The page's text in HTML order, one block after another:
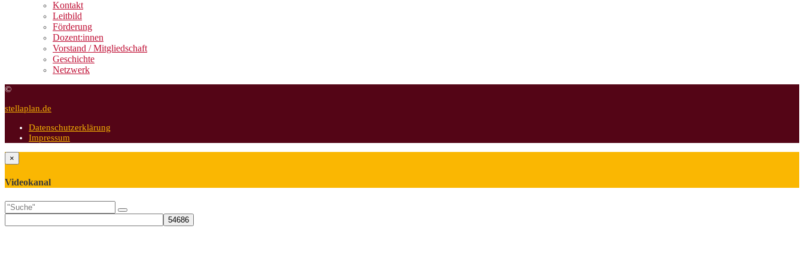
Kontakt
Leitbild
Förderung
Dozent:innen
Vorstand / Mitgliedschaft
Geschichte
Netzwerk
©
stellaplan.de
Datenschutzerklärung
Impressum
×
Videokanal